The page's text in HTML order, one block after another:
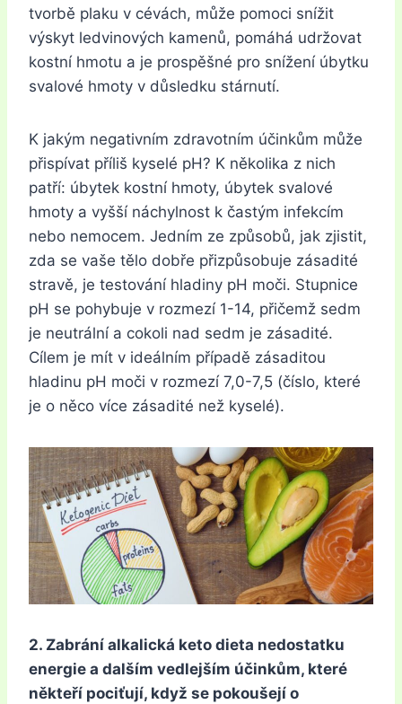
tvorbě plaku v cévách, může pomoci snížit
výskyt ledvinových kamenů, pomáhá udržovat
kostní hmotu a je prospěšné pro snížení úbytku
svalové hmoty v důsledku stárnutí.
K jakým negativním zdravotním účinkům může
přispívat příliš kyselé pH? K několika z nich
patří: úbytek kostní hmoty, úbytek svalové
hmoty a vyšší náchylnost k častým infekcím
nebo nemocem. Jedním ze způsobů, jak zjistit,
zda se vaše tělo dobře přizpůsobuje zásadité
stravě, je testování hladiny pH moči. Stupnice
pH se pohybuje v rozmezí 1-14, přičemž sedm
je neutrální a cokoli nad sedm je zásadité.
Cílem je mít v ideálním případě zásaditou
hladinu pH moči v rozmezí 7,0-7,5 (číslo, které
je o něco více zásadité než kyselé).
2. Zabrání alkalická keto dieta nedostatku
energie a dalším vedlejším účinkům, které
někteří pociťují, když se pokoušejí o